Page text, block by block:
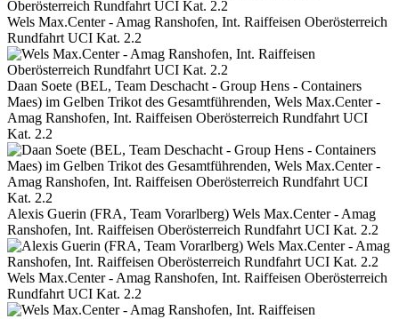
Wels Max.Center - Amag Ranshofen, Int. Raiffeisen Oberösterreich
Rundfahrt UCI Kat. 2.2
Daan Soete (BEL, Team Deschacht - Group Hens - Containers
Maes) im Gelben Trikot des Gesamtführenden, Wels Max.Center -
Amag Ranshofen, Int. Raiffeisen Oberösterreich Rundfahrt UCI
Kat. 2.2
Alexis Guerin (FRA, Team Vorarlberg) Wels Max.Center - Amag
Ranshofen, Int. Raiffeisen Oberösterreich Rundfahrt UCI Kat. 2.2
Wels Max.Center - Amag Ranshofen, Int. Raiffeisen Oberösterreich
Rundfahrt UCI Kat. 2.2